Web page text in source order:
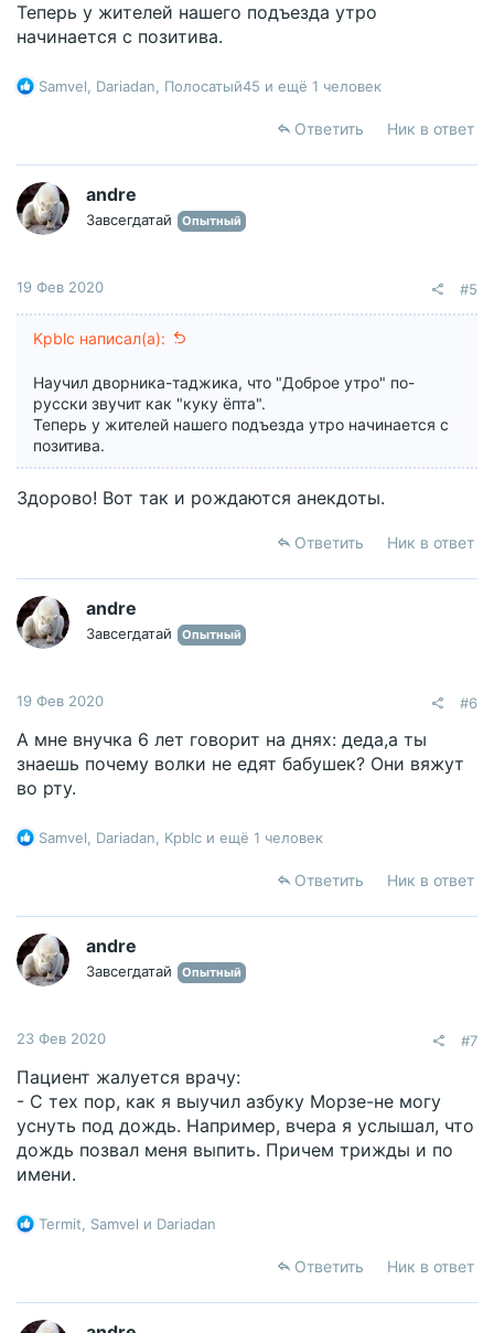
Теперь у жителей нашего подъезда утро
начинается с позитива.
Р
ц
и
и
:
Samvel Dariadan Полосатый45 и ещё 1 человек
Ответить Ник в ответ
andre
Завсегдатай Опытный
19 Фев 2020 #5
Kpblc написал(а):
Научил дворника-таджика, что "Доброе утро" по-
русски звучит как "куку ёпта".
Теперь у жителей нашего подъезда утро начинается с
позитива.
Здорово! Вот так и рождаются анекдоты.
Ответить Ник в ответ
andre
Завсегдатай Опытный
19 Фев 2020 #6
А мне внучка 6 лет говорит на днях: деда,а ты
знаешь почему волки не едят бабушек? Они вяжут
во рту.
Р
ц
и
и
:
Samvel Dariadan Kpblc и ещё 1 человек
Ответить Ник в ответ
andre
Завсегдатай Опытный
23 Фев 2020 #7
Пациент жалуется врачу:
- С тех пор, как я выучил азбуку Морзе-не могу
уснуть под дождь. Например, вчера я услышал, что
дождь позвал меня выпить. Причем трижды и по
имени.
Р
ц
и
Termit Samvel и Dariadan
Ответить Ник в ответ